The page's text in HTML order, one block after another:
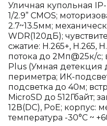
Уличная купольная
1/2.9” CMOS;
2.7~13.5мм;
WDR(120дБ);
сжатие: H.265+, H.265,
потока до 2Мп@25к/с;
Plus (Умная детекция
периметра; ИК-
подсветка до 40м;
MicroSD до 512Гбайт;
12В(DC), PoE; корпус:
температура -30°C ~